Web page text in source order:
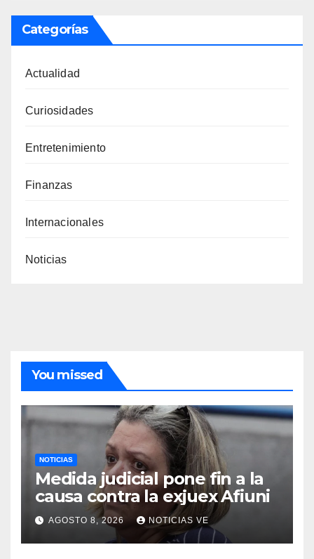
Categorías
Actualidad
Curiosidades
Entretenimiento
Finanzas
Internacionales
Noticias
You missed
NOTICIAS
Medida judicial pone fin a la
causa contra la exjuex Afiuni
AGOSTO 8, 2026 NOTICIAS VE